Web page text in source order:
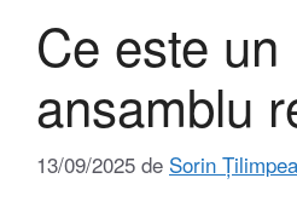
Ce este un
ansamblu
13/09/2025 de Sorin Țilimpea